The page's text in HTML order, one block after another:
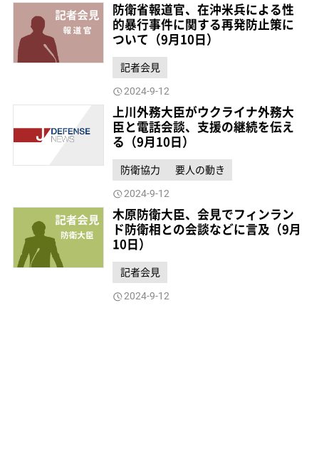
防衛省報道官、在沖米兵による性
的暴行事件に関する再発防止策に
ついて（9月10日）
記者会見
2024-9-12
上川外務大臣がウクライナ外務大
臣と電話会談、支援の継続を伝え
る（9月10日）
防衛協力 要人の動き
2024-9-12
木原防衛大臣、会見でフィンラン
ド防衛相との会談などに言及（9月
10日）
記者会見
2024-9-12